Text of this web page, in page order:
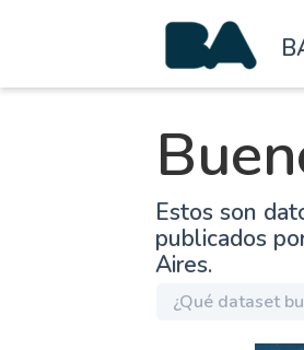
Estos son
publicados
Aires.